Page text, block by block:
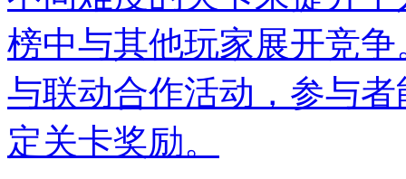
榜中与其他玩家展开竞
与联动合作活动，参与
定关卡奖励。